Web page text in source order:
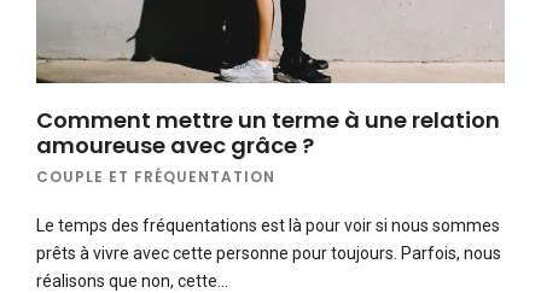
Comment mettre un terme à une relation
amoureuse avec grâce ?
COUPLE ET FRÉQUENTATION
Le temps des fréquentations est là pour voir si nous sommes
prêts à vivre avec cette personne pour toujours. Parfois, nous
réalisons que non, cette…